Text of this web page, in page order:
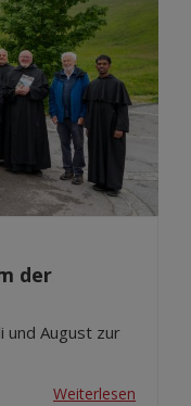
der
und August zur
Weiterlesen